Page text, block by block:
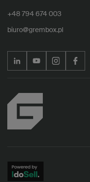
+48 794 674 003
biuro@grembox.pl